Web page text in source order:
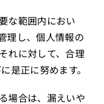
な範囲内におい
理し、個人情報の
れに対して、合理
是正に努めます。
場合は、漏えいや